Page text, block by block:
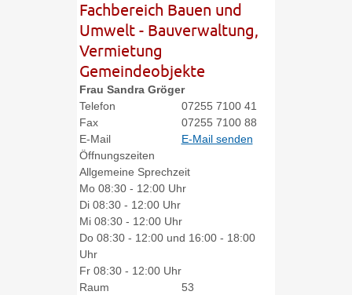
Fachbereich Bauen und
Umwelt - Bauverwaltung,
Vermietung
Gemeindeobjekte
Frau Sandra Gröger
Telefon
07255 7100 41
Fax
07255 7100 88
E-Mail
E-Mail senden
Öffnungszeiten
Allgemeine Sprechzeit
Mo 08:30 - 12:00 Uhr
Di 08:30 - 12:00 Uhr
Mi 08:30 - 12:00 Uhr
Do 08:30 - 12:00 und 16:00 - 18:00
Uhr
Fr 08:30 - 12:00 Uhr
Raum
53